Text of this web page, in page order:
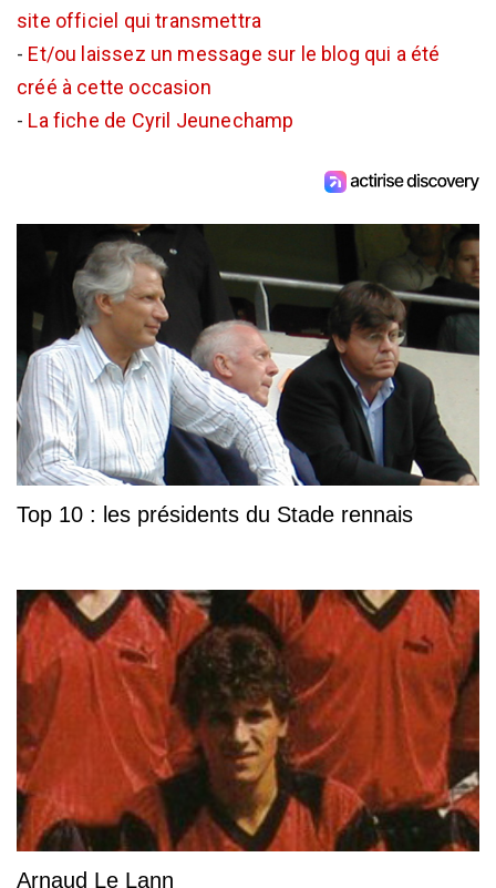
site officiel qui transmettra
- Et/ou laissez un message sur le blog qui a été
créé à cette occasion
- La fiche de Cyril Jeunechamp
Top 10 : les présidents du Stade rennais
Arnaud Le Lann